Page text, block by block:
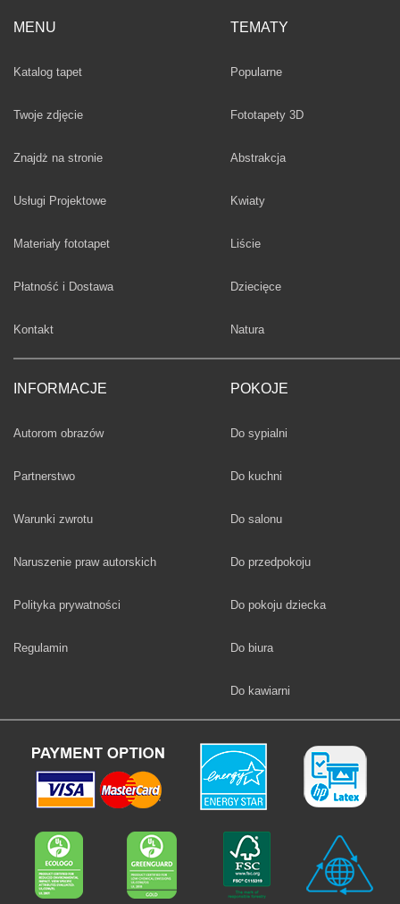
MENU
Katalog tapet
Twoje zdjęcie
Znajdż na stronie
Usługi Projektowe
Materiały fototapet
Płatność i Dostawa
Kontakt
INFORMACJE
Autorom obrazów
Partnerstwo
Warunki zwrotu
Naruszenie praw autorskich
Polityka prywatności
Regulamin
TEMATY
Fototapety
Popularne
Fototapety 3D
Fototapety
Abstrakcja
Fototapety
Kwiaty
Fototapety
Liście
Fototapety
Dziecięce
Fototapety
Natura
POKOJE
Fototapety
Do sypialni
Fototapety
Do kuchni
Fototapety
Do salonu
Fototapety
Do przedpokoju
Fototapety
Do pokoju dziecka
Fototapety
Do biura
Fototapety
Do kawiarni